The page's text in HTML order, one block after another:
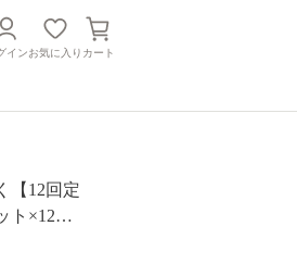
インお気に入り カート
【12回定
ト×12回